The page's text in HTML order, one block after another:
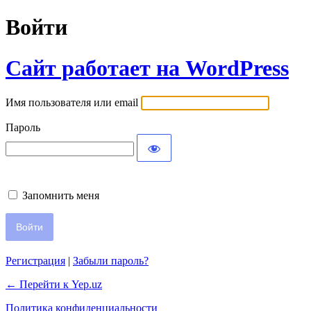
Войти
Сайт работает на WordPress
Имя пользователя или email
Пароль
Запомнить меня
Регистрация | Забыли пароль?
← Перейти к Yep.uz
Политика конфиденциальности